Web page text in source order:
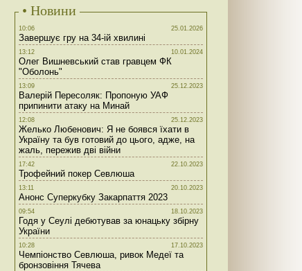
• Новини
10:06 25.01.2026
Завершує гру на 34-ій хвилині
13:12 10.01.2024
Олег Вишневський став гравцем ФК
"Оболонь"
13:09 25.12.2023
Валерій Пересоляк: Пропоную УАФ
припинити атаку на Минай
12:08 25.12.2023
Желько Любенович: Я не боявся їхати в
Україну та був готовий до цього, адже, на
жаль, пережив дві війни
17:42 22.10.2023
Трофейний покер Севлюша
13:11 20.10.2023
Анонс Суперкубку Закарпаття 2023
09:54 18.10.2023
Годя у Сеулі дебютував за юнацьку збірну
України
10:28 17.10.2023
Чемпіонство Севлюша, ривок Медеї та
бронзовіння Тячева